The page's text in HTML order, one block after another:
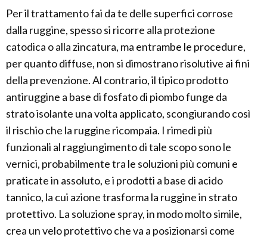
Per il trattamento fai da te delle superfici corrose
dalla ruggine, spesso si ricorre alla protezione
catodica o alla zincatura, ma entrambe le procedure,
per quanto diffuse, non si dimostrano risolutive ai fini
della prevenzione. Al contrario, il tipico prodotto
antiruggine a base di fosfato di piombo funge da
strato isolante una volta applicato, scongiurando così
il rischio che la ruggine ricompaia. I rimedi più
funzionali al raggiungimento di tale scopo sono le
vernici, probabilmente tra le soluzioni più comuni e
praticate in assoluto, e i prodotti a base di acido
tannico, la cui azione trasforma la ruggine in strato
protettivo. La soluzione spray, in modo molto simile,
crea un velo protettivo che va a posizionarsi come